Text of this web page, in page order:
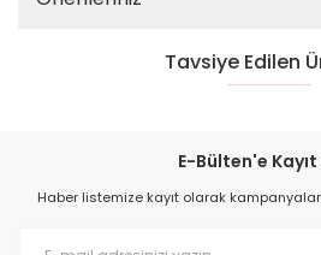
Tavsiye Edilen
E-Bülten'e
Haber listemize kayıt olarak